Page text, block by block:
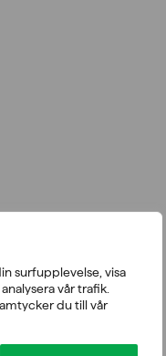
surfupplevelse, visa
vår trafik.
du till vår